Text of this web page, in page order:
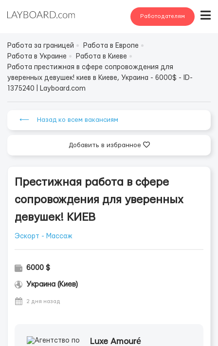
Работодателям
Работа за границей
Работа в Европе
Работа в Украине
Работа в Киеве
Работа престижная в сфере сопровождения для
уверенных девушек! киев в Киеве, Украина - 6000$ - ID-
1375240 | Layboard.com
⟵ Назад ко всем вакансиям
Добавить в избранное
Престижная работа в сфере
сопровождения для уверенных
девушек! КИЕВ
Эскорт - Массаж
6000 $
Украина (Киев)
2 дня назад
Luxe Amouré